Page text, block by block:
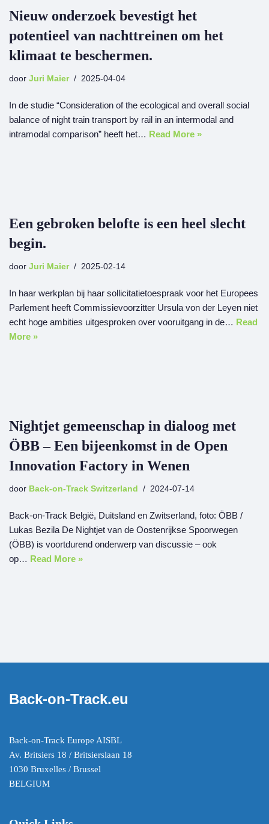
Nieuw onderzoek bevestigt het
potentieel van nachttreinen om het
klimaat te beschermen.
door Juri Maier 2025-04-04
In de studie “Consideration of the ecological and overall social
balance of night train transport by rail in an intermodal and
intramodal comparison” heeft het… Read More »
Een gebroken belofte is een heel slecht
begin.
door Juri Maier 2025-02-14
In haar werkplan bij haar sollicitatietoespraak voor het Europees
Parlement heeft Commissievoorzitter Ursula von der Leyen niet
echt hoge ambities uitgesproken over vooruitgang in de… Read
More »
Nightjet gemeenschap in dialoog met
ÖBB – Een bijeenkomst in de Open
Innovation Factory in Wenen
door Back-on-Track Switzerland 2024-07-14
Back-on-Track België, Duitsland en Zwitserland, foto: ÖBB /
Lukas Bezila De Nightjet van de Oostenrijkse Spoorwegen
(ÖBB) is voortdurend onderwerp van discussie – ook
op… Read More »
Back-on-Track.eu
Back-on-Track Europe AISBL
Av. Britsiers 18 / Britsierslaan 18
1030 Bruxelles / Brussel
BELGIUM